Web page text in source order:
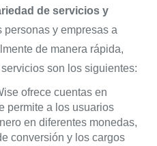
de servicios y
personas y empresas a
de manera rápida,
son los siguientes:
ofrece cuentas en
permite a los usuarios
en diferentes monedas,
conversión y los cargos